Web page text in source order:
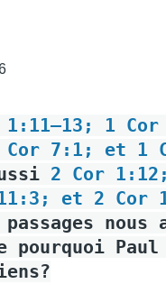
1:11–13; 1
7:1; et 1
2 Cor
et 2 Cor
passages
pourquoi